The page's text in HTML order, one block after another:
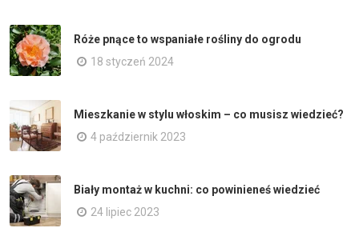
Róże pnące to wspaniałe rośliny do ogrodu
18 styczeń 2024
Mieszkanie w stylu włoskim – co musisz wiedzieć?
4 październik 2023
Biały montaż w kuchni: co powinieneś wiedzieć
24 lipiec 2023